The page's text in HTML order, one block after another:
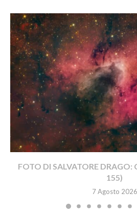
FOTO DI SALVATORE DRAGO:
155)
7 Agosto 2026